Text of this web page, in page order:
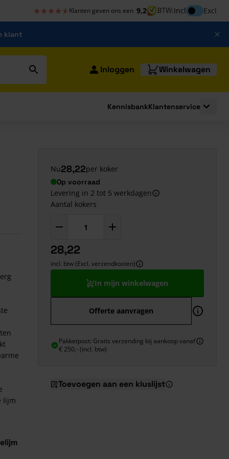
★★★★★
★★★★★ Klanten geven ons een 9,2 BTW:InclInclusief btw
Excl
klant
Inloggen Winkelwagen
for Bouwshop
KennisbankKlantenservice
lijm
Nu28,22per koker
Op voorraad
Levering in 2 tot 5 werkdagen
Aantal kokers
28,22
incl. btw (Excl. verzendkosten)
In mijn winkelwagen
Offerte aanvragen
Pakketpost: Gratis verzending bij aankoop vanaf
€ 250,- (incl. btw)
Toevoegen aan een kluslijst